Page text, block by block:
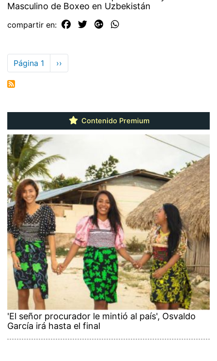
Masculino de Boxeo en Uzbekistán
compartir en:
Paginación
Página 1
Siguiente
página
››
Contenido Premium
'El señor procurador le mintió al país', Osvaldo
García irá hasta el final